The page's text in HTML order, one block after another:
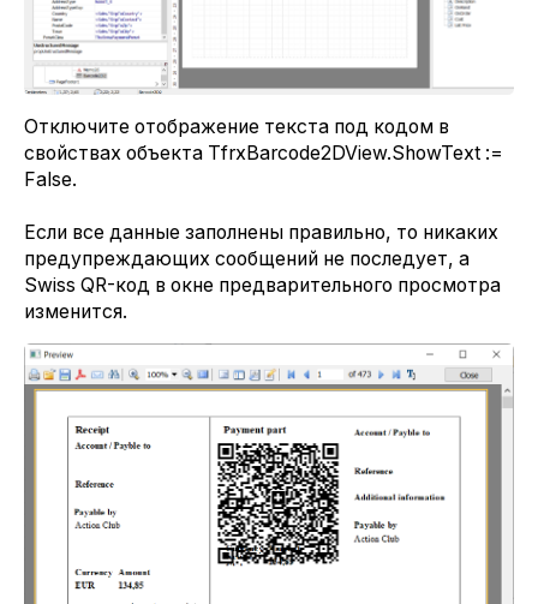
Отключите отображение текста под кодом в
свойствах объекта TfrxBarcode2DView.ShowText :=
False.
Если все данные заполнены правильно, то никаких
предупреждающих сообщений не последует, а
Swiss QR-код в окне предварительного просмотра
изменится.